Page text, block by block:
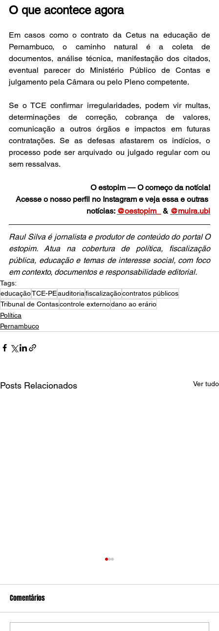
O que acontece agora
Em casos como o contrato da Cetus na educação de
Pernambuco, o caminho natural é a coleta de
documentos, análise técnica, manifestação dos citados,
eventual parecer do Ministério Público de Contas e
julgamento pela Câmara ou pelo Pleno competente.
Se o TCE confirmar irregularidades, podem vir multas,
determinações de correção, cobrança de valores,
comunicação a outros órgãos e impactos em futuras
contratações. Se as defesas afastarem os indícios, o
processo pode ser arquivado ou julgado regular com ou
sem ressalvas.
O estopim — O começo da notícia!
Acesse o nosso perfil no Instagram e veja essa e outras
notícias: @oestopim_ & @muira.ubi
Raul Silva é jornalista e produtor de conteúdo do portal O
estopim. Atua na cobertura de política, fiscalização
pública, educação e temas de interesse social, com foco
em contexto, documentos e responsabilidade editorial.
Tags:
educaçãoTCE-PEauditoriafiscalizaçãocontratos públicos
Tribunal de Contascontrole externodano ao erário
Política
Pernambuco
Posts Relacionados Ver tudo
Comentários